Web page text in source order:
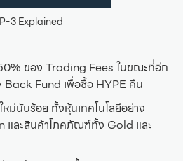
3 Explained
ของ Trading Fees ในขณะที่อีก
Back Fund เพื่อซื้อ HYPE คืน
ม่นับร้อย ทั้งหุ้นเทคโนโลยีอย่าง
และสินค้าโภคภัณฑ์ทั้ง Gold และ